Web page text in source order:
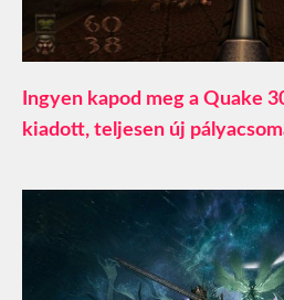
Ingyen kapod meg a Quake
kiadott, teljesen új